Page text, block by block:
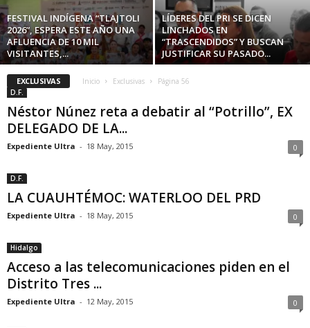
FESTIVAL INDÍGENA “TLAJTOLI
2026”, ESPERA ESTE AÑO UNA
AFLUENCIA DE 10 MIL
VISITANTES,...
LÍDERES DEL PRI SE DICEN
LINCHADOS EN
“TRASCENDIDOS” Y BUSCAN
JUSTIFICAR SU PASADO...
EXCLUSIVAS Inicio Exclusivas
Página 56
D.F.
Néstor Núnez reta a debatir al “Potrillo”, EX
DELEGADO DE LA...
Expediente Ultra - 18 May, 2015 0
D.F.
LA CUAUHTÉMOC: WATERLOO DEL PRD
Expediente Ultra - 18 May, 2015 0
Hidalgo
Acceso a las telecomunicaciones piden en el
Distrito Tres ...
Expediente Ultra - 12 May, 2015 0